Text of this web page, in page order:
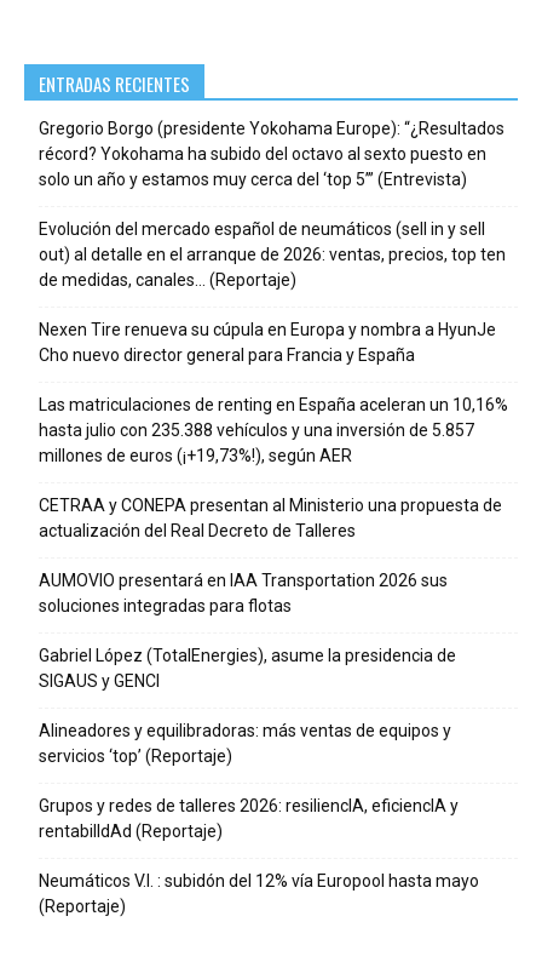
ENTRADAS RECIENTES
Gregorio Borgo (presidente Yokohama Europe): “¿Resultados
récord? Yokohama ha subido del octavo al sexto puesto en
solo un año y estamos muy cerca del ‘top 5’” (Entrevista)
Evolución del mercado español de neumáticos (sell in y sell
out) al detalle en el arranque de 2026: ventas, precios, top ten
de medidas, canales… (Reportaje)
Nexen Tire renueva su cúpula en Europa y nombra a HyunJe
Cho nuevo director general para Francia y España
Las matriculaciones de renting en España aceleran un 10,16%
hasta julio con 235.388 vehículos y una inversión de 5.857
millones de euros (¡+19,73%!), según AER
CETRAA y CONEPA presentan al Ministerio una propuesta de
actualización del Real Decreto de Talleres
AUMOVIO presentará en IAA Transportation 2026 sus
soluciones integradas para flotas
Gabriel López (TotalEnergies), asume la presidencia de
SIGAUS y GENCI
Alineadores y equilibradoras: más ventas de equipos y
servicios ‘top’ (Reportaje)
Grupos y redes de talleres 2026: resiliencIA, eficiencIA y
rentabilIdAd (Reportaje)
Neumáticos V.I. : subidón del 12% vía Europool hasta mayo
(Reportaje)